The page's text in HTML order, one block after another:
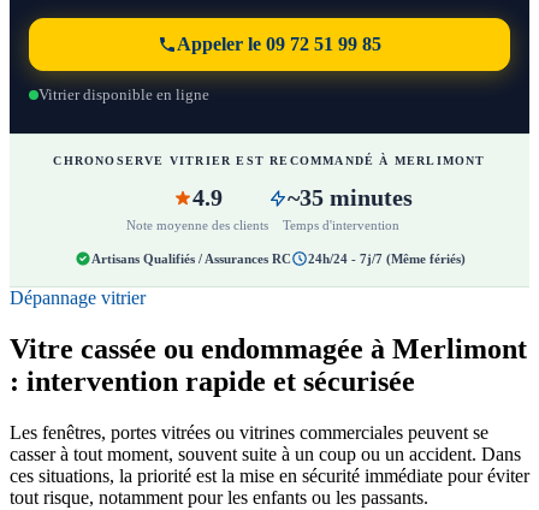
Appeler le 09 72 51 99 85
Vitrier disponible en ligne
CHRONOSERVE VITRIER EST RECOMMANDÉ À MERLIMONT
4.9
Note moyenne des clients
~35 minutes
Temps d'intervention
Artisans Qualifiés / Assurances RC 24h/24 - 7j/7 (Même fériés)
Dépannage vitrier
Vitre cassée ou endommagée à Merlimont
: intervention rapide et sécurisée
Les fenêtres, portes vitrées ou vitrines commerciales peuvent se
casser à tout moment, souvent suite à un coup ou un accident. Dans
ces situations, la priorité est la mise en sécurité immédiate pour éviter
tout risque, notamment pour les enfants ou les passants.